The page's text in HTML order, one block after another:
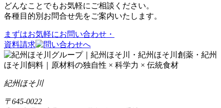
どんなことでもお気軽にご相談ください。
各種目的別お問合せ先をご案内いたします。
まずはお気軽にお問い合わせ・
資料請求
紀州ほそ川
〒645-0022